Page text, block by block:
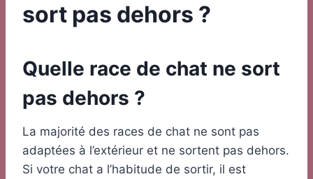
sort pas dehors ?
Quelle race de chat ne sort
pas dehors ?
La majorité des races de chat ne sont pas
adaptées à l’extérieur et ne sortent pas dehors.
Si votre chat a l’habitude de sortir, il est